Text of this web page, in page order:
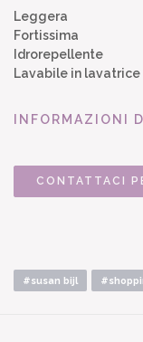
Leggera
Fortissima
Idrorepellente
Lavabile in lavatrice
INFORMAZIONI
CONTATTACI
#susan bijl